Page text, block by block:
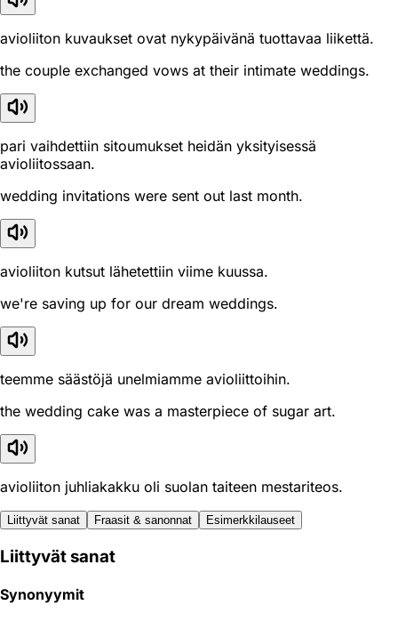
avioliiton kuvaukset ovat nykypäivänä tuottavaa liikettä.
the couple exchanged vows at their intimate weddings.
pari vaihdettiin sitoumukset heidän yksityisessä
avioliitossaan.
wedding invitations were sent out last month.
avioliiton kutsut lähetettiin viime kuussa.
we're saving up for our dream weddings.
teemme säästöjä unelmiamme avioliittoihin.
the wedding cake was a masterpiece of sugar art.
avioliiton juhliakakku oli suolan taiteen mestariteos.
Liittyvät sanat Fraasit & sanonnat Esimerkkilauseet
Liittyvät sanat
Synonyymit